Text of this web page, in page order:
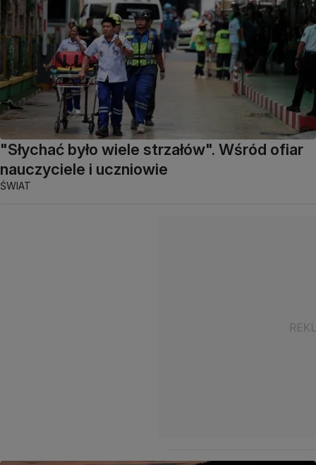
"Słychać było wiele strzałów". Wśród ofiar
nauczyciele i uczniowie
ŚWIAT